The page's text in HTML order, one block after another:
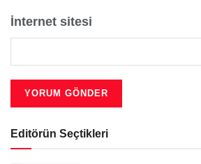
İnternet sitesi
Editörün Seçtikleri